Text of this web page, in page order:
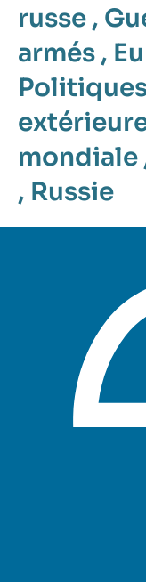
russe ,
armés ,
mondiale
, Russie